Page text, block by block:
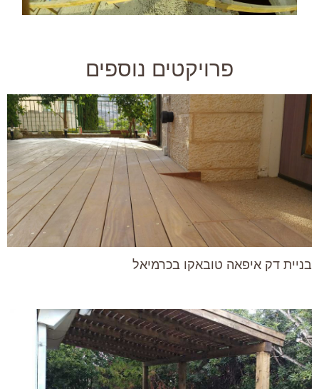
פרויקטים נוספים
בניית דק איפאה טובאקו בכרמיאל